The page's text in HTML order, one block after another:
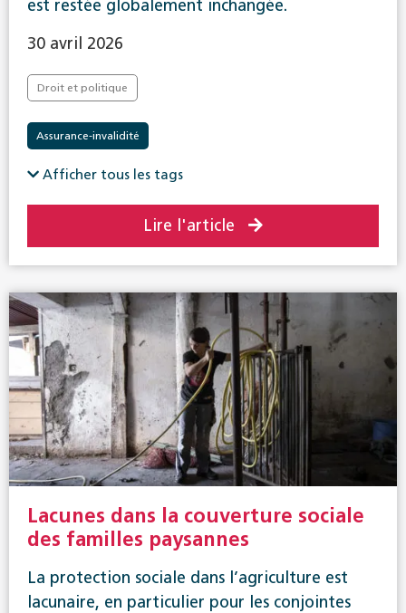
est restée globalement inchangée.
30 avril 2026
Droit et politique
Assurance-invalidité
Afficher tous les tags
Lire l'article
Lacunes dans la couverture sociale
des familles paysannes
La protection sociale dans l’agriculture est
lacunaire, en particulier pour les conjointes